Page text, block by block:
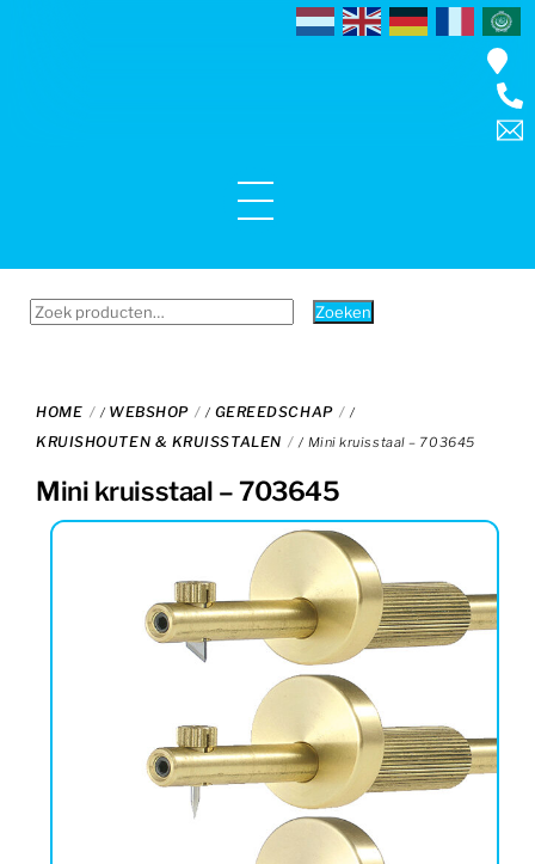
Menu
Zoeken
Zoeken
HOME / WEBSHOP / GEREEDSCHAP /
KRUISHOUTEN & KRUISSTALEN / Mini kruisstaal – 703645
Mini kruisstaal – 703645